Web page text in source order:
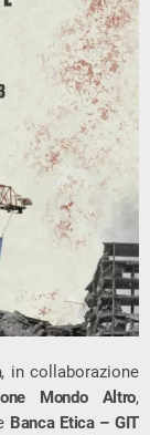
, in collaborazione
Mondo Altro,
Banca Etica– GIT